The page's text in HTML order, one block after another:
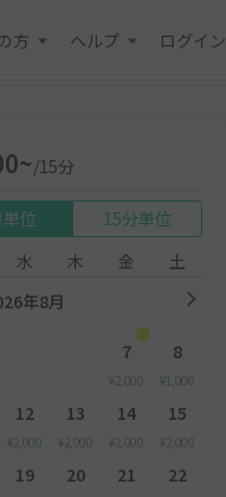
方 ヘルプ ログイン
/15分
位
15分単位
水 木 金
土
年8月
7
¥2,000
8
¥1,000
12
¥2,000
13
¥2,000
14
¥2,000
15
¥2,000
19 20 21 22